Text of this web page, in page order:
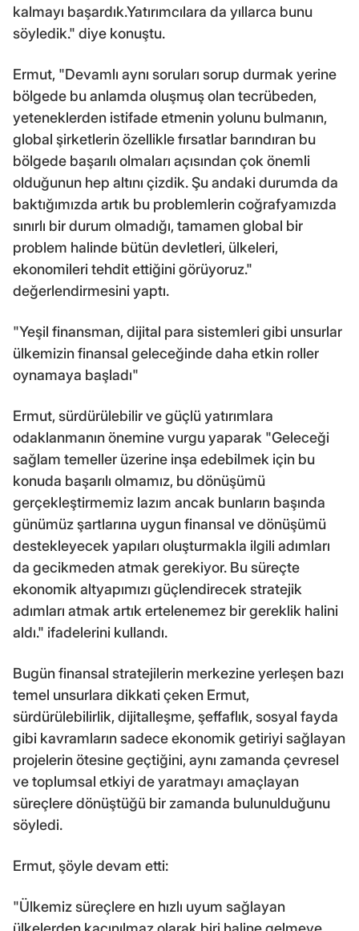
kalmayı başardık.Yatırımcılara da yıllarca bunu
söyledik." diye konuştu.
Ermut, "Devamlı aynı soruları sorup durmak yerine
bölgede bu anlamda oluşmuş olan tecrübeden,
yeteneklerden istifade etmenin yolunu bulmanın,
global şirketlerin özellikle fırsatlar barındıran bu
bölgede başarılı olmaları açısından çok önemli
olduğunun hep altını çizdik. Şu andaki durumda da
baktığımızda artık bu problemlerin coğrafyamızda
sınırlı bir durum olmadığı, tamamen global bir
problem halinde bütün devletleri, ülkeleri,
ekonomileri tehdit ettiğini görüyoruz."
değerlendirmesini yaptı.
"Yeşil finansman, dijital para sistemleri gibi unsurlar
ülkemizin finansal geleceğinde daha etkin roller
oynamaya başladı"
Ermut, sürdürülebilir ve güçlü yatırımlara
odaklanmanın önemine vurgu yaparak "Geleceği
sağlam temeller üzerine inşa edebilmek için bu
konuda başarılı olmamız, bu dönüşümü
gerçekleştirmemiz lazım ancak bunların başında
günümüz şartlarına uygun finansal ve dönüşümü
destekleyecek yapıları oluşturmakla ilgili adımları
da gecikmeden atmak gerekiyor. Bu süreçte
ekonomik altyapımızı güçlendirecek stratejik
adımları atmak artık ertelenemez bir gereklik halini
aldı." ifadelerini kullandı.
Bugün finansal stratejilerin merkezine yerleşen bazı
temel unsurlara dikkati çeken Ermut,
sürdürülebilirlik, dijitalleşme, şeffaflık, sosyal fayda
gibi kavramların sadece ekonomik getiriyi sağlayan
projelerin ötesine geçtiğini, aynı zamanda çevresel
ve toplumsal etkiyi de yaratmayı amaçlayan
süreçlere dönüştüğü bir zamanda bulunulduğunu
söyledi.
Ermut, şöyle devam etti:
"Ülkemiz süreçlere en hızlı uyum sağlayan